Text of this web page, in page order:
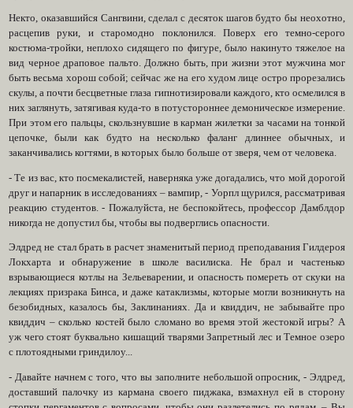
Некто, оказавшийся Сангвини, сделал с десяток шагов будто бы неохотно,
расцепив руки, и старомодно поклонился. Поверх его темно-серого
костюма-тройки, неплохо сидящего по фигуре, было накинуто тяжелое на
вид черное драповое пальто. Должно быть, при жизни этот мужчина мог
быть весьма хорош собой; сейчас же на его худом лице остро прорезались
скулы, а почти бесцветные глаза гипнотизировали каждого, кто осмелился в
них заглянуть, затягивая куда-то в потустороннее демоническое измерение.
При этом его пальцы, скользнувшие в карман жилетки за часами на тонкой
цепочке, были как будто на несколько фаланг длиннее обычных, и
заканчивались когтями, в которых было больше от зверя, чем от человека.
- Те из вас, кто посмекалистей, наверняка уже догадались, что мой дорогой
друг и напарник в исследованиях – вампир, - Уорпл щурился, рассматривая
реакцию студентов. - Пожалуйста, не беспокойтесь, профессор Дамблдор
никогда не допустил бы, чтобы вы подверглись опасности.
Элдред не стал брать в расчет знаменитый период преподавания Гилдероя
Локхарта и обнаружение в школе василиска. Не брал и частенько
взрывающиеся котлы на Зельеварении, и опасность помереть от скуки на
лекциях призрака Бинса, и даже катаклизмы, которые могли возникнуть на
безобидных, казалось бы, Заклинаниях. Да и квиддич, не забывайте про
квиддич – сколько костей было сломано во время этой жестокой игры? А
уж чего стоят буквально кишащий тварями Запретный лес и Темное озеро
с плотоядными гриндилоу...
- Давайте начнем с того, что вы заполните небольшой опросник, - Элдред,
доставший палочку из кармана своего пиджака, взмахнул ей в сторону